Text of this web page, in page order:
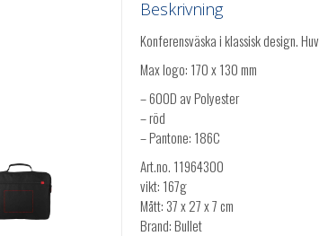
Beskrivning
Konferensväska i klassisk design.
Max logo: 170 x 130 mm
– 600D av Polyester
– röd
– Pantone: 186C
Art.no. 11964300
vikt: 167g
Mått: 37 x 27 x 7 cm
Brand: Bullet